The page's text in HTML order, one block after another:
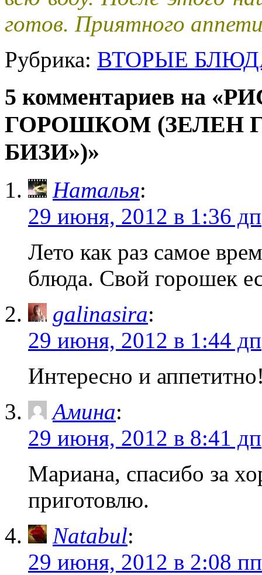
готов. Приятного
Рубрика: ВТОРЫЕ
5 комментариев на
ГОРОШКОМ (ЗЕЛЕН
БИЗИ»)»
Наталья:
29 июня, 2012 в 1:36 дп
Лето как раз самое
блюда. Свой горошек
galinasira:
29 июня, 2012 в 1:44 дп
Интересно и
Амина:
29 июня, 2012 в 8:41 дп
Мариана, спасибо за
приготовлю.
Natabul:
29 июня, 2012 в 2:08 пп